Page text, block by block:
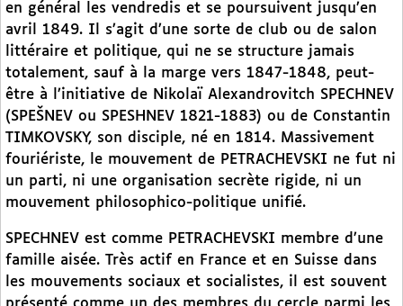
en général les vendredis et se poursuivent jusqu’en
avril 1849. Il s’agit d’une sorte de club ou de salon
littéraire et politique, qui ne se structure jamais
totalement, sauf à la marge vers 1847-1848, peut-
être à l’initiative de Nikolaï Alexandrovitch SPECHNEV
(SPEŠNEV ou SPESHNEV 1821-1883) ou de Constantin
TIMKOVSKY, son disciple, né en 1814. Massivement
fouriériste, le mouvement de PETRACHEVSKI ne fut ni
un parti, ni une organisation secrète rigide, ni un
mouvement philosophico-politique unifié.
SPECHNEV est comme PETRACHEVSKI membre d’une
famille aisée. Très actif en France et en Suisse dans
les mouvements sociaux et socialistes, il est souvent